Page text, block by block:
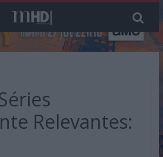
Relevantes: